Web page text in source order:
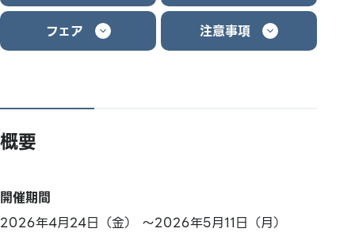
フェア 注意事項
概要
開催期間
2026年4月24日（金） ～2026年5月11日（月）